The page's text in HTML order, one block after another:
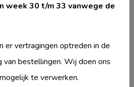
40KC31-MLS-NI
71
remove
Mauer
week 30 t/m 33 vanwege de
er vertragingen optreden in de
van bestellingen. Wij doen ons
te verwerken.
geeft.Google